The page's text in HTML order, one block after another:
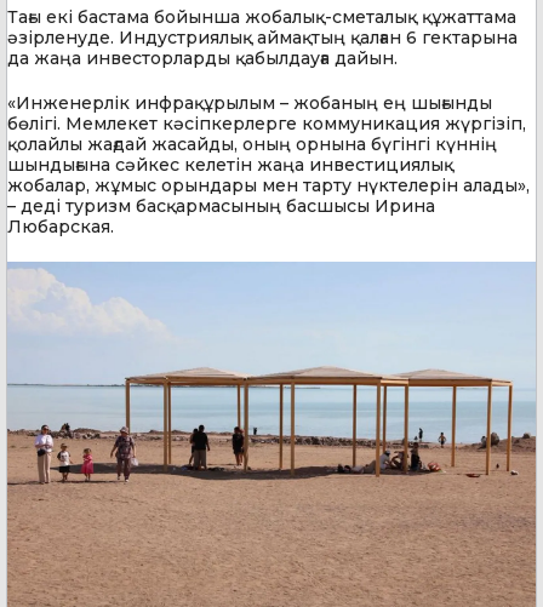
Тағы екі бастама бойынша жобалық-сметалық құжаттама
әзірленуде. Индустриялық аймақтың қалған 6 гектарына
да жаңа инвесторларды қабылдауға дайын.
«Инженерлік инфрақұрылым – жобаның ең шығынды
бөлігі. Мемлекет кәсіпкерлерге коммуникация жүргізіп,
қолайлы жағдай жасайды, оның орнына бүгінгі күннің
шындығына сәйкес келетін жаңа инвестициялық
жобалар, жұмыс орындары мен тарту нүктелерін алады»,
– деді туризм басқармасының басшысы Ирина
Любарская.